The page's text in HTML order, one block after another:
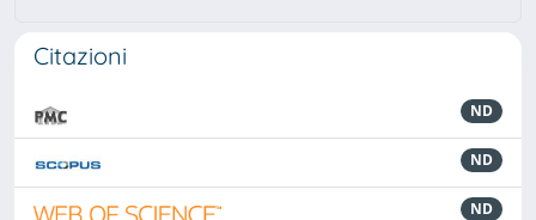
Citazioni
ND
ND
ND